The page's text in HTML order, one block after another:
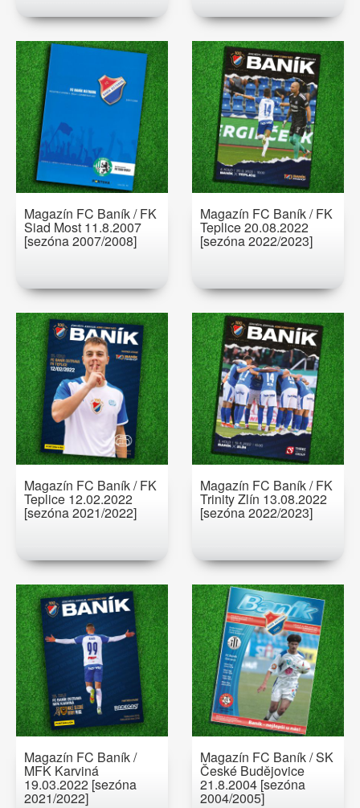
Magazín FC Baník / FK
Siad Most 11.8.2007
[sezóna 2007/2008]
Magazín FC Baník / FK
Teplice 20.08.2022
[sezóna 2022/2023]
Magazín FC Baník / FK
Teplice 12.02.2022
[sezóna 2021/2022]
Magazín FC Baník / FK
Trinity Zlín 13.08.2022
[sezóna 2022/2023]
Magazín FC Baník /
MFK Karviná
19.03.2022 [sezóna
2021/2022]
Magazín FC Baník / SK
České Budějovice
21.8.2004 [sezóna
2004/2005]